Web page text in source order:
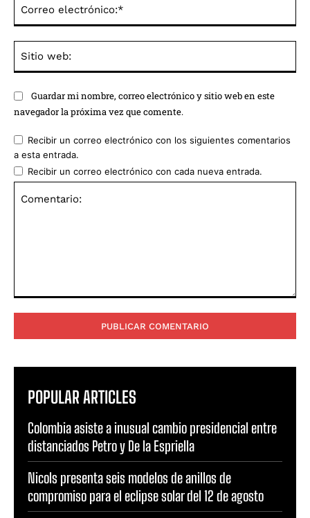
Guardar mi nombre, correo electrónico y sitio web en este
navegador la próxima vez que comente.
Recibir un correo electrónico con los siguientes comentarios
a esta entrada.
Recibir un correo electrónico con cada nueva entrada.
POPULAR ARTICLES
Colombia asiste a inusual cambio presidencial entre
distanciados Petro y De la Espriella
Nicols presenta seis modelos de anillos de
compromiso para el eclipse solar del 12 de agosto